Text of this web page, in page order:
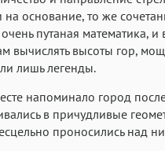
на основание, то же
путаная математика, и
вычислять высоты гор,
лишь легенды.
напоминало город
в причудливые
проносились над